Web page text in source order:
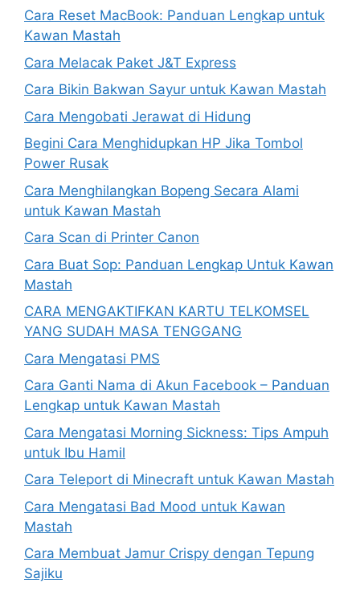
Cara Reset MacBook: Panduan Lengkap untuk
Kawan Mastah
Cara Melacak Paket J&T Express
Cara Bikin Bakwan Sayur untuk Kawan Mastah
Cara Mengobati Jerawat di Hidung
Begini Cara Menghidupkan HP Jika Tombol
Power Rusak
Cara Menghilangkan Bopeng Secara Alami
untuk Kawan Mastah
Cara Scan di Printer Canon
Cara Buat Sop: Panduan Lengkap Untuk Kawan
Mastah
CARA MENGAKTIFKAN KARTU TELKOMSEL
YANG SUDAH MASA TENGGANG
Cara Mengatasi PMS
Cara Ganti Nama di Akun Facebook – Panduan
Lengkap untuk Kawan Mastah
Cara Mengatasi Morning Sickness: Tips Ampuh
untuk Ibu Hamil
Cara Teleport di Minecraft untuk Kawan Mastah
Cara Mengatasi Bad Mood untuk Kawan
Mastah
Cara Membuat Jamur Crispy dengan Tepung
Sajiku